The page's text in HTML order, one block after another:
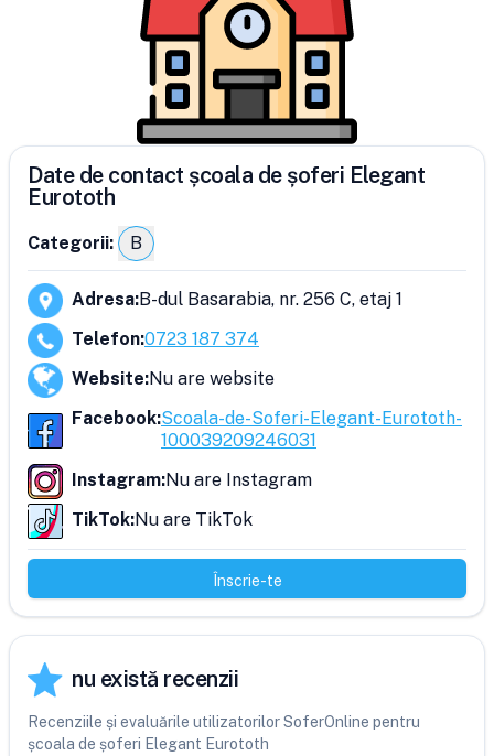
Date de contact școala de șoferi Elegant
Eurototh
Categorii: B
Adresa:B-dul Basarabia, nr. 256 C, etaj 1
Telefon:0723 187 374
Website:Nu are website
Facebook:Scoala-de-Soferi-Elegant-Eurototh-
100039209246031
Instagram:Nu are Instagram
TikTok:Nu are TikTok
Înscrie-te
nu există recenzii
Recenziile și evaluările utilizatorilor SoferOnline pentru
școala de șoferi Elegant Eurototh